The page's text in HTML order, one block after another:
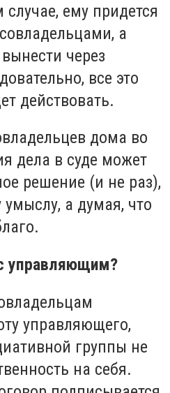
ему придется
а
через
все это
действовать.
дома во
дела в суде может
решение (и не раз),
а думая, что
управляющим?
управляющего,
группы не
на себя.